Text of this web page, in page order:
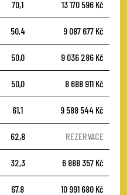
70,1 13 170 596 Kč
50,4 9 087 677 Kč
50,0 9 036 286 Kč
50,0 8 688 911 Kč
61,1 9 588 544 Kč
62,8 REZERVACE
32,3 6 888 357 Kč
67,8 10 991 680 Kč